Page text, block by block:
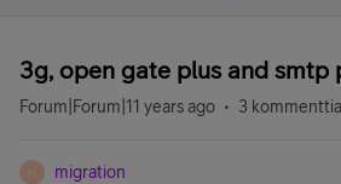
3g, open gate plus and smtp
Forum|Forum|11 years ago 3 kommenttia
M migration